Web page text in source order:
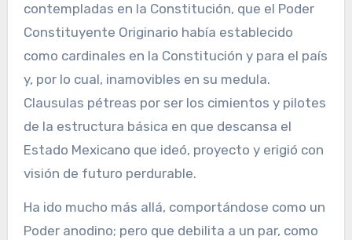
contempladas en la Constitución, que el Poder
Constituyente Originario había establecido
como cardinales en la Constitución y para el país
y, por lo cual, inamovibles en su medula.
Clausulas pétreas por ser los cimientos y pilotes
de la estructura básica en que descansa el
Estado Mexicano que ideó, proyecto y erigió con
visión de futuro perdurable.
Ha ido mucho más allá, comportándose como un
Poder anodino; pero que debilita a un par, como